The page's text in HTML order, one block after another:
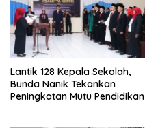
Lantik 128 Kepala Sekolah,
Bunda Nanik Tekankan
Peningkatan Mutu Pendidikan